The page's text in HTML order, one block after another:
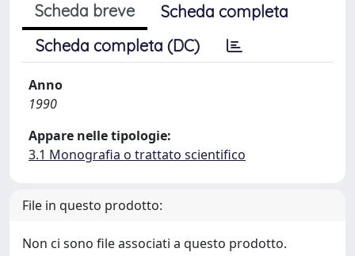
Scheda breve
Scheda completa
Scheda completa (DC)
Anno
1990
Appare nelle tipologie:
3.1 Monografia o trattato scientifico
File in questo prodotto:
Non ci sono file associati a questo prodotto.